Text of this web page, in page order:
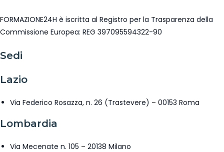
FORMAZIONE24H è iscritta al Registro per la Trasparenza della
Commissione Europea: REG 397095594322-90
Sedi
Lazio
Via Federico Rosazza, n. 26 (Trastevere) – 00153 Roma
Lombardia
Via Mecenate n. 105 – 20138 Milano